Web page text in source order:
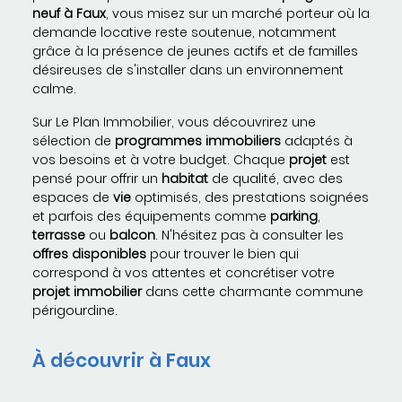
neuf à Faux, vous misez sur un marché porteur où la
demande locative reste soutenue, notamment
grâce à la présence de jeunes actifs et de familles
désireuses de s'installer dans un environnement
calme.
Sur Le Plan Immobilier, vous découvrirez une
sélection de programmes immobiliers adaptés à
vos besoins et à votre budget. Chaque projet est
pensé pour offrir un habitat de qualité, avec des
espaces de vie optimisés, des prestations soignées
et parfois des équipements comme parking,
terrasse ou balcon. N'hésitez pas à consulter les
offres disponibles pour trouver le bien qui
correspond à vos attentes et concrétiser votre
projet immobilierdans cette charmante commune
périgourdine.
À découvrir à Faux